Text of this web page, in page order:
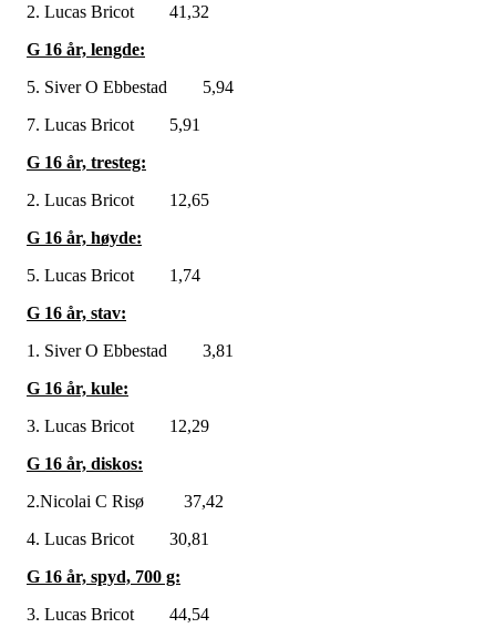
2. Lucas Bricot 41,32
G 16 år, lengde:
5. Siver O Ebbestad 5,94
7. Lucas Bricot 5,91
G 16 år, tresteg:
2. Lucas Bricot 12,65
G 16 år, høyde:
5. Lucas Bricot 1,74
G 16 år, stav:
1. Siver O Ebbestad 3,81
G 16 år, kule:
3. Lucas Bricot 12,29
G 16 år, diskos:
2.Nicolai C Risø 37,42
4. Lucas Bricot 30,81
G 16 år, spyd, 700 g:
3. Lucas Bricot 44,54